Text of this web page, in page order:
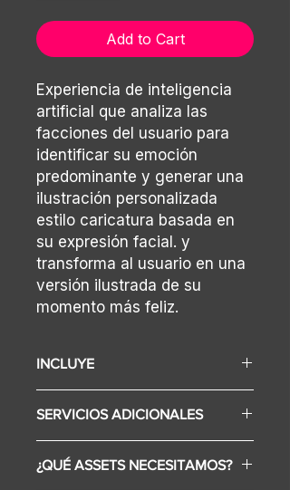
Add to Cart
Experiencia de inteligencia
artificial que analiza las
facciones del usuario para
identificar su emoción
predominante y generar una
ilustración personalizada
estilo caricatura basada en
su expresión facial. y
transforma al usuario en una
versión ilustrada de su
momento más feliz.
INCLUYE
precio)
Configuración de contenidos
para la marca
Desarrollo de software de
SERVICIOS ADICIONALES
Internet
¿QUÉ ASSETS NECESITAMOS?